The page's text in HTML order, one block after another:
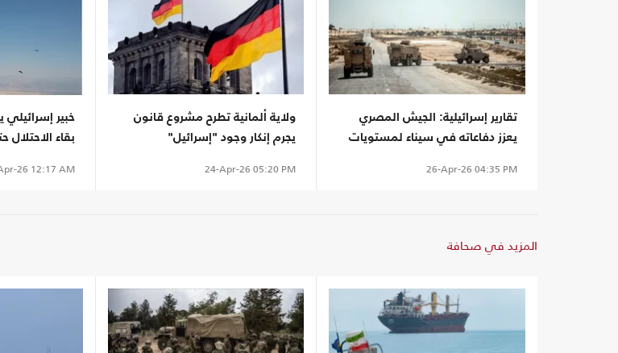
تقارير إسرائيلية: الجيش المصري
يعزز دفاعاته في سيناء لمستويات
26-Apr-26 04:35 PM
ولاية ألمانية تطرح مشروع قانون
يجرم إنكار وجود "إسرائيل"
24-Apr-26 05:20 PM
خبير
26 12:17 AM
المزيد في صحافة